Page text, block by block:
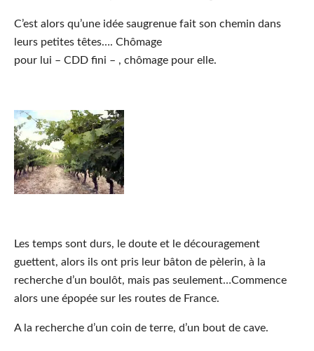
C’est alors qu’une idée saugrenue fait son chemin dans
leurs petites têtes…. Chômage
pour lui – CDD fini – , chômage pour elle.
Les temps sont durs, le doute et le découragement
guettent, alors ils ont pris leur bâton de pèlerin, à la
recherche d’un boulôt, mais pas seulement…Commence
alors une épopée sur les routes de France.
A la recherche d’un coin de terre, d’un bout de cave.